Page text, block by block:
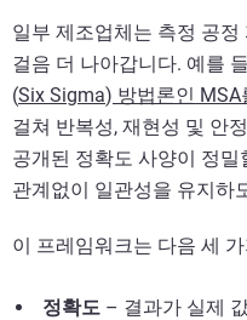
일부 제조업체는 측정 공
걸음 더 나아갑니다. 예를
(Six Sigma) 방법론인 MSA
걸쳐 반복성, 재현성 및 안
공개된 정확도 사양이 정
관계없이 일관성을 유지하
이 프레임워크는 다음 세
정확도 – 결과가 실제